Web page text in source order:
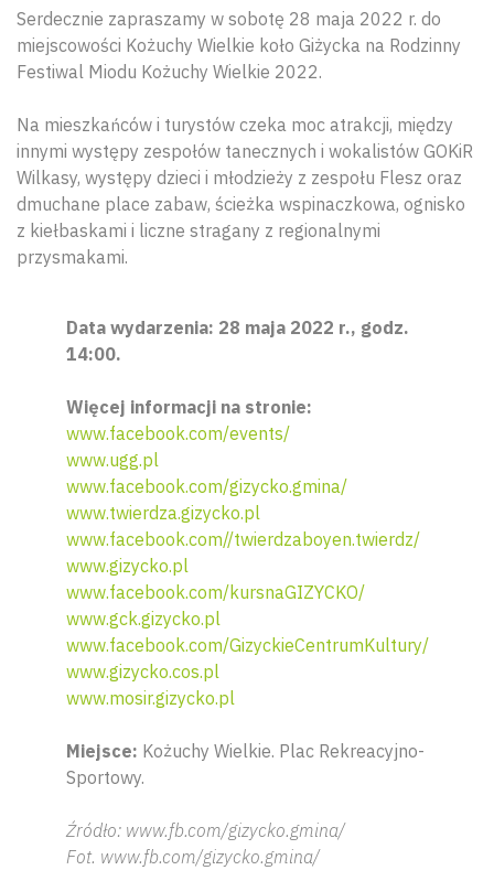
Serdecznie zapraszamy w sobotę 28 maja 2022 r. do
miejscowości Kożuchy Wielkie koło Giżycka na Rodzinny
Festiwal Miodu Kożuchy Wielkie 2022.
Na mieszkańców i turystów czeka moc atrakcji, między
innymi występy zespołów tanecznych i wokalistów GOKiR
Wilkasy, występy dzieci i młodzieży z zespołu Flesz oraz
dmuchane place zabaw, ścieżka wspinaczkowa, ognisko
z kiełbaskami i liczne stragany z regionalnymi
przysmakami.
Data wydarzenia: 28 maja 2022 r., godz.
14:00.
Więcej informacji na stronie:
www.facebook.com/events/
www.ugg.pl
www.facebook.com/gizycko.gmina/
www.twierdza.gizycko.pl
www.facebook.com//twierdzaboyen.twierdz/
www.gizycko.pl
www.facebook.com/kursnaGIZYCKO/
www.gck.gizycko.pl
www.facebook.com/GizyckieCentrumKultury/
www.gizycko.cos.pl
www.mosir.gizycko.pl
Miejsce: Kożuchy Wielkie. Plac Rekreacyjno-
Sportowy.
Źródło: www.fb.com/gizycko.gmina/
Fot. www.fb.com/gizycko.gmina/